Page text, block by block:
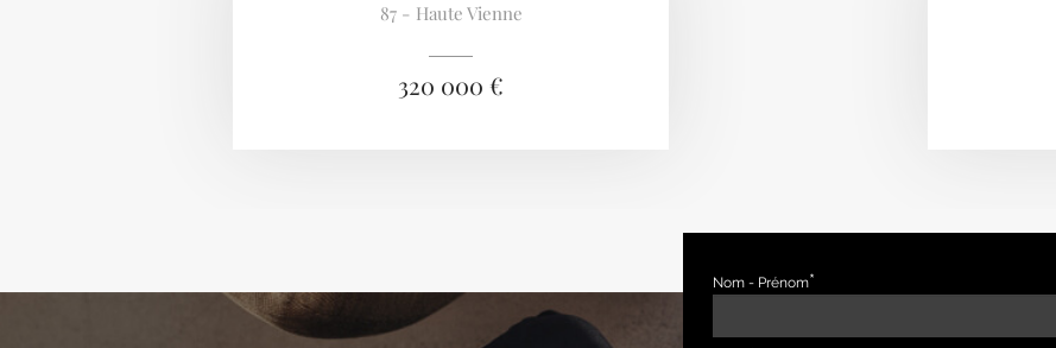
87 - Haute Vienne
320 000 €
Nom - Prénom